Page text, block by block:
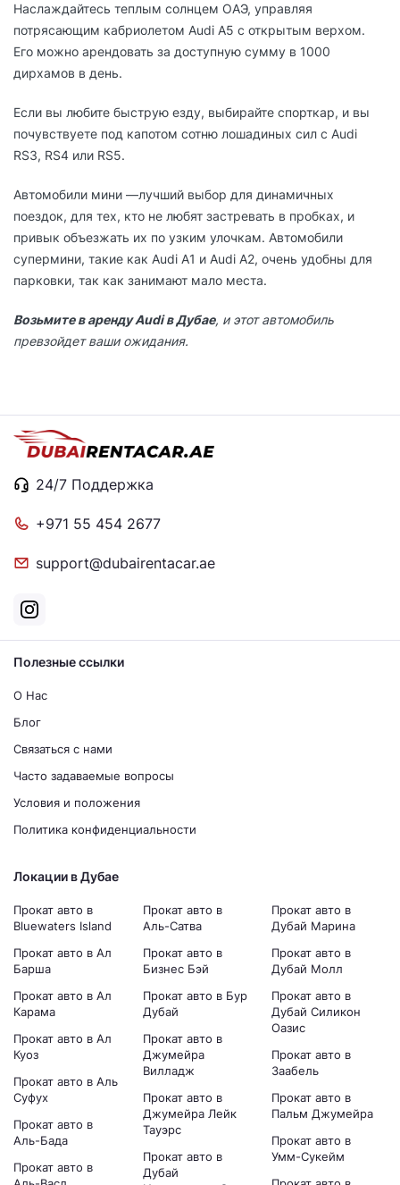
Наслаждайтесь теплым солнцем ОАЭ, управляя
потрясающим кабриолетом Audi A5 с открытым верхом.
Его можно арендовать за доступную сумму в 1000
дирхамов в день.
Если вы любите быструю езду, выбирайте спорткар, и вы
почувствуете под капотом сотню лошадиных сил с Audi
RS3, RS4 или RS5.
Автомобили мини —лучший выбор для динамичных
поездок, для тех, кто не любят застревать в пробках, и
привык объезжать их по узким улочкам. Автомобили
супермини, такие как Audi A1 и Audi A2, очень удобны для
парковки, так как занимают мало места.
Возьмите в аренду Audi в Дубае, и этот автомобиль
превзойдет ваши ожидания.
24/7 Поддержка
+971 55 454 2677
support@dubairentacar.ae
Полезные ссылки
О Нас
Блог
Связаться с нами
Часто задаваемые вопросы
Условия и положения
Политика конфиденциальности
Локации в Дубае
Прокат авто в
Bluewaters Island
Прокат авто в Ал
Барша
Прокат авто в Ал
Карама
Прокат авто в Ал
Куоз
Прокат авто в Аль
Суфух
Прокат авто в
Аль-Бада
Прокат авто в
Прокат авто в
Аль-Сатва
Прокат авто в
Бизнес Бэй
Прокат авто в Бур
Дубай
Прокат авто в
Джумейра
Вилладж
Прокат авто в
Джумейра Лейк
Тауэрс
Прокат авто в
Дубай
Прокат авто в
Дубай Марина
Прокат авто в
Дубай Молл
Прокат авто в
Дубай Силикон
Оазис
Прокат авто в
Заабель
Прокат авто в
Пальм Джумейра
Прокат авто в
Умм-Сукейм